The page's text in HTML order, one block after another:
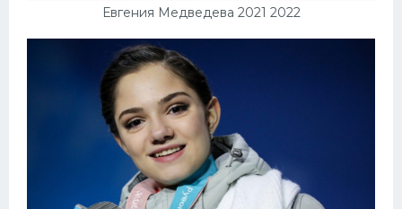
Евгения Медведева 2021 2022